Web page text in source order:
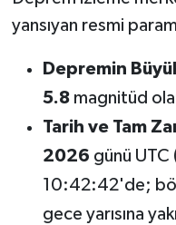
yansıyan resmi
Depremin
5.8magnitüd
Tarih ve Tam
2026 günü UTC
10:42:42'de;
gece yarısına
MAGAZİN
MANŞET
Manyas
OTOMOTİV